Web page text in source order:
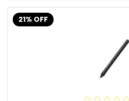
21% OFF